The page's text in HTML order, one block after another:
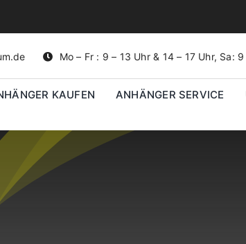
Mo – Fr : 9 – 13 Uhr & 14 – 17 Uhr, Sa:
KAUFEN ANHÄNGER SERVICE